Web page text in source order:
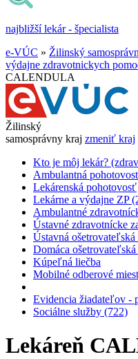
najbližší lekár - špecialista
e-VÚC » Žilinský
výdajne zdravotnickych
CALENDULA
Žilinský
samosprávny kraj zmeniť kraj
Kto je môj lekár?
Ambulantná
Lekárenská pohotovosť
Lekárne a výdajne ZP
Ambulantné
Ústavné zdravotnícke
Ústavná
Domáca
Kúpeľná liečba
Mobilné odberové
Evidencia žiadateľov -
Sociálne služby (722)
Lekáreň